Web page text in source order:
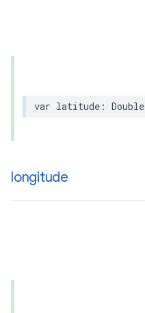
var latitude : Double
longitude